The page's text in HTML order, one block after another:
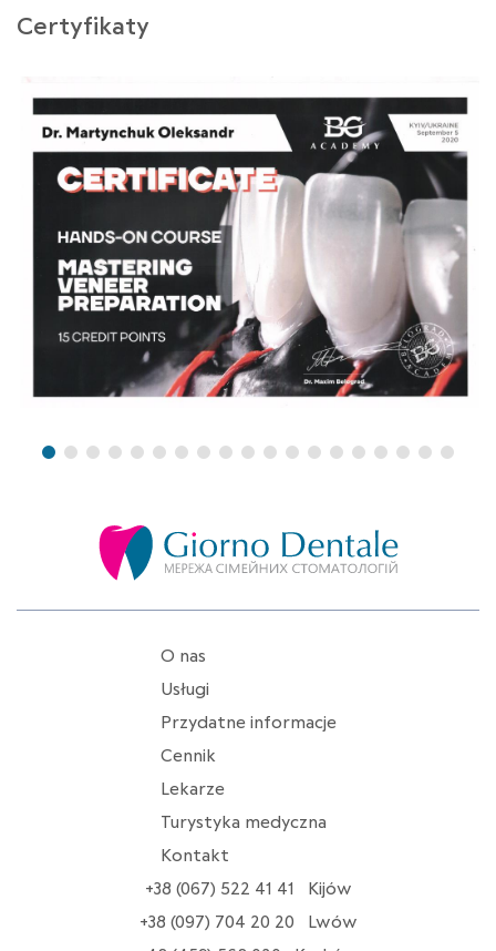
Certyfikaty
O nas
Usługi
Przydatne informacje
Cennik
Lekarze
Turystyka medyczna
Kontakt
+38 (067) 522 41 41
Kijów
+38 (097) 704 20 20
Lwów